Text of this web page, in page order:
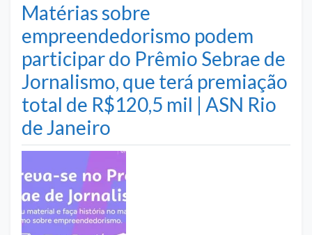
Matérias sobre
empreendedorismo podem
participar do Prêmio Sebrae de
Jornalismo, que terá premiação
total de R$120,5 mil | ASN Rio
de Janeiro